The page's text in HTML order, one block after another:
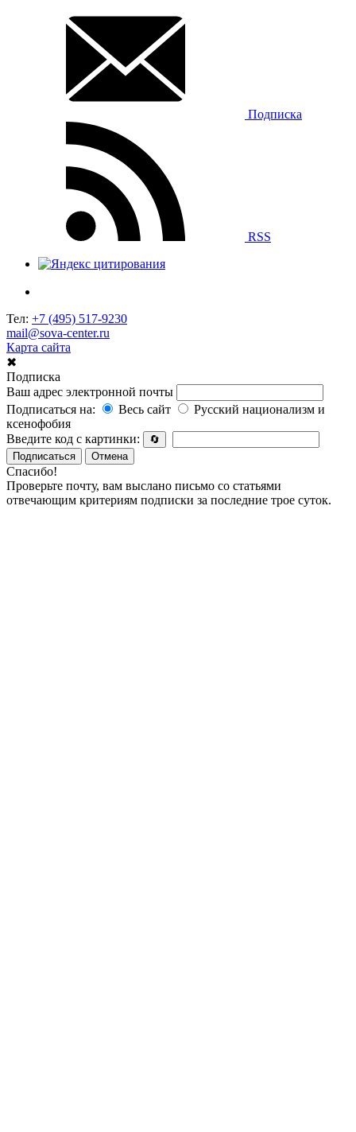
Подписка
RSS
Тел: +7 (495) 517-9230
mail@sova-center.ru
Карта сайта
✖
Подписка
Ваш адрес электронной почты
Подписаться на:
Весь сайт
Русский национализм и
ксенофобия
Введите код с картинки:
🔄
Подписаться
Отмена
Спасибо!
Проверьте почту, вам выслано письмо со статьями
отвечающим критериям подписки за последние трое суток.